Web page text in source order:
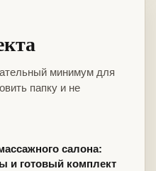
минимум для
папку и не
салона:
и готовый комплект